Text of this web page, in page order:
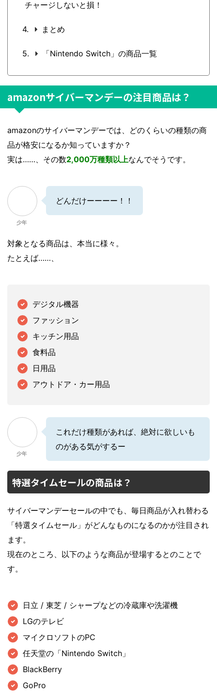
チャージしないと損！
まとめ
「Nintendo Switch」の商品一覧
amazonサイバーマンデーの注目商品は？
amazonのサイバーマンデーでは、どのくらいの種類の商
品が格安になるか知っていますか？
実は……、その数2,000万種類以上なんでそうです。
少年
どんだけーーーー！！
対象となる商品は、本当に様々。
たとえば……、
デジタル機器
ファッション
キッチン用品
食料品
日用品
アウトドア・カー用品
少年
これだけ種類があれば、絶対に欲しいも
のがある気がするー
特選タイムセールの商品は？
サイバーマンデーセールの中でも、毎日商品が入れ替わる
「特選タイムセール」がどんなものになるのかが注目され
ます。
現在のところ、以下のような商品が登場するとのことで
す。
日立 / 東芝 / シャープなどの冷蔵庫や洗濯機
LGのテレビ
マイクロソフトのPC
任天堂の「Nintendo Switch」
BlackBerry
GoPro